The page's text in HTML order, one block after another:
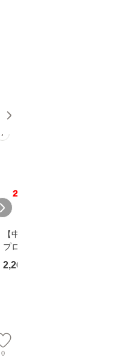
7
【中古】 野ブタ。を
プロデュース [DVD-B
OX] / バップ [DVD]
【メール便送料無料】
2,266
0